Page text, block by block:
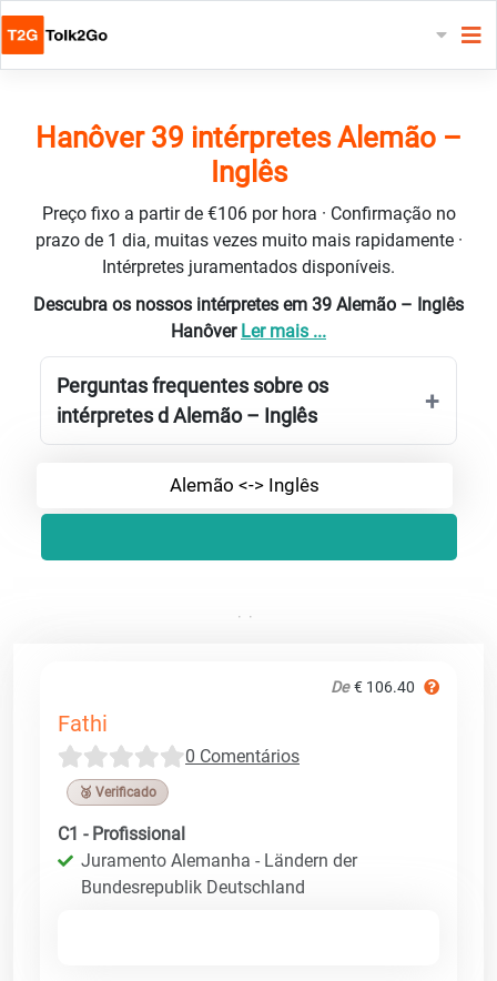
Hanôver 39 intérpretes Alemão –
Inglês
Preço fixo a partir de €106 por hora · Confirmação no
prazo de 1 dia, muitas vezes muito mais rapidamente ·
Intérpretes juramentados disponíveis.
Descubra os nossos intérpretes em 39 Alemão – Inglês
Hanôver Ler mais ...
Perguntas frequentes sobre os
intérpretes d Alemão – Inglês
Alemão <-> Inglês
De € 106.40
Fathi
0 Comentários
🥉 Verificado
C1 - Profissional
Juramento Alemanha - Ländern der
Bundesrepublik Deutschland